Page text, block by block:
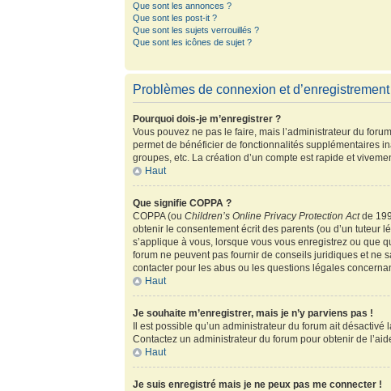
Que sont les annonces ?
Que sont les post-it ?
Que sont les sujets verrouillés ?
Que sont les icônes de sujet ?
Problèmes de connexion et d’enregistrement
Pourquoi dois-je m’enregistrer ?
Vous pouvez ne pas le faire, mais l’administrateur du
permet de bénéficier de fonctionnalités supplémentaires
groupes, etc. La création d’un compte est rapide et
Haut
Que signifie COPPA ?
COPPA (ouChildren’s Online Privacy Protection Actde
obtenir le consentement écrit des parents (ou d’un tuteur
s’applique à vous, lorsque vous vous enregistrez ou que
forum ne peuvent pas fournir de conseils juridiques et ne
contacter pour les abus ou les questions légales
Haut
Je souhaite m’enregistrer, mais je n’y parviens pas !
Il est possible qu’un administrateur du forum ait
Contactez un administrateur du forum pour obtenir de
Haut
Je suis enregistré mais je ne peux pas me connecter !